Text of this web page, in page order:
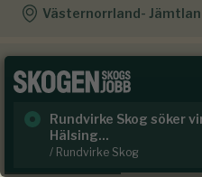
Västernorrland-
UTGÅNGET
Rundvirke Skog söker
Hälsing...
/ Rundvirke Skog